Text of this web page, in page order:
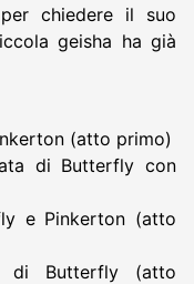
chiedere il suo
geisha ha già
(atto primo)
di Butterfly con
e Pinkerton (atto
di Butterfly (atto